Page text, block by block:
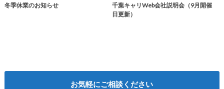
冬季休業のお知らせ
千葉キャリWeb会社説明会（9月開催
日更新）
お気軽にご相談ください